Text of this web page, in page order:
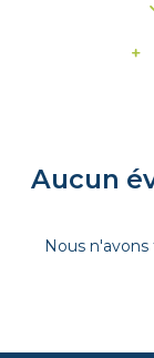
Aucun
Nous